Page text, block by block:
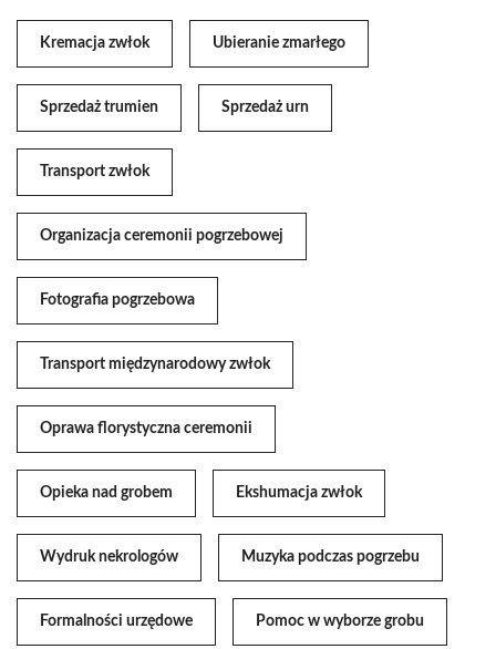
Kremacja zwłok Ubieranie zmarłego
Sprzedaż trumien Sprzedaż urn
Transport zwłok
Organizacja ceremonii pogrzebowej
Fotografia pogrzebowa
Transport międzynarodowy zwłok
Oprawa florystyczna ceremonii
Opieka nad grobem Ekshumacja zwłok
Wydruk nekrologów Muzyka podczas pogrzebu
Formalności urzędowe Pomoc w wyborze grobu